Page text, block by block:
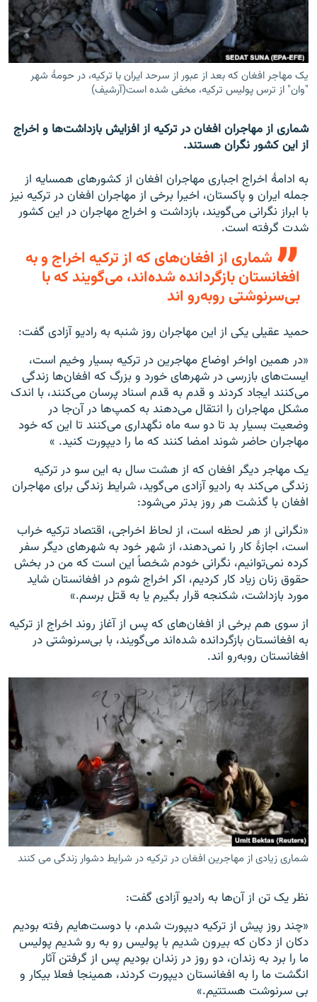
تماس
صفحه پشتو
Azadi English
همۀ سایت‌های رادیو آزادی/ رادیو اروپای آزاد
یک مهاجر افغان که بعد از عبور از سرحد ایران با ترکیه، در حومۀ شهر
"وان" از ترس پولیس ترکیه، مخفی شده است(آرشیف)
شماری از مهاجران افغان در ترکیه از افزایش بازداشت‌ها و اخراج
از این کشور نگران هستند.
به ادامهٔ اخراج اجباری مهاجران افغان از کشورهای همسایه از
جمله ایران و پاکستان، اخیرا برخی از مهاجران افغان در ترکیه نیز
با ابراز نگرانی می‌گویند، بازداشت و اخراج مهاجران در این کشور
شدت گرفته است.
شماری از افغان‌های که از ترکیه اخراج و به
افغانستان بازگردانده شده‌اند، می‌گویند که با
بی‌سرنوشتی روبه‌رو اند
حمید عقیلی یکی از این مهاجران روز شنبه به رادیو آزادی گفت:
«در همین اواخر اوضاع مهاجرین در ترکیه بسیار وخیم است،
ایست‌های بازرسی در شهرهای خورد و بزرگ که افغان‌ها زندگی
می‌کنند ایجاد کردند و قدم به قدم اسناد پرسان می‌کنند، با اندک
مشکل مهاجران را انتقال می‌دهند به کمپ‌ها در آن‌جا در
وضعیت بسیار بد تا دو سه ماه نگهداری می‌کنند تا این که خود
مهاجران حاضر شوند امضا کنند که ما را دیپورت کنید. »
یک مهاجر دیگر افغان که از هشت سال به این سو در ترکیه
زندگی می‌کند به رادیو آزادی می‌گوید، شرایط زندگی برای مهاجران
افغان با گذشت هر روز بدتر می‌شود:
«نگرانی از هر لحظه است، از لحاظ اخراجی، اقتصاد ترکیه خراب
است، اجازهٔ کار را نمی‌دهند، از شهر خود به شهرهای دیگر سفر
کرده نمی‌توانیم، نگرانی خودم شخصاً این است که من در بخش
حقوق زنان زیاد کار کردیم، اکر اخراج شوم در افغانستان شاید
مورد بازداشت، شکنجه قرار بگیرم یا به قتل برسم.»
از سوی هم برخی از افغان‌های که پس از آغاز روند اخراج از ترکیه
به افغانستان بازگردانده شده‌اند می‌گویند، با بی‌سرنوشتی در
افغانستان روبه‌رو اند.
شماری زیادی از مهاجرین افغان در ترکیه در شرایط دشوار زندگی می کنند
نظر یک تن از آن‌ها به رادیو آزادی گفت:
«چند روز پیش از ترکیه دیپورت شدم، با دوست‌هایم رفته بودیم
دکان از دکان که بیرون شدیم با پولیس رو به رو شدیم پولیس
ما را برد به زندان، دو روز در زندان بودیم پس از گرفتن آثار
انگشت ما را به افغانستان دیپورت کردند، همینجا فعلا بیکار و
بی سرنوشت هستتیم.»